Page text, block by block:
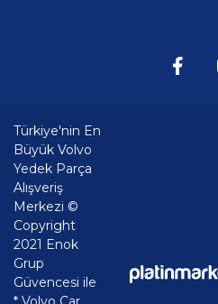
Türkiye'nin En
Büyük Volvo
Yedek Parça
Alışveriş
Merkezi ©
Copyright
2021 Enok
Grup
Güvencesi ile